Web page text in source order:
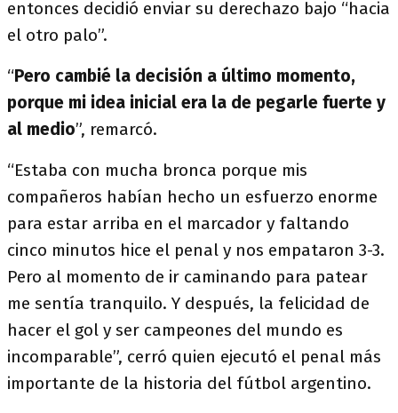
entonces decidió enviar su derechazo bajo “hacia
el otro palo”.
“Pero cambié la decisión a último momento,
porque mi idea inicial era la de pegarle fuerte y
al medio”, remarcó.
“Estaba con mucha bronca porque mis
compañeros habían hecho un esfuerzo enorme
para estar arriba en el marcador y faltando
cinco minutos hice el penal y nos empataron 3-3.
Pero al momento de ir caminando para patear
me sentía tranquilo. Y después, la felicidad de
hacer el gol y ser campeones del mundo es
incomparable”, cerró quien ejecutó el penal más
importante de la historia del fútbol argentino.